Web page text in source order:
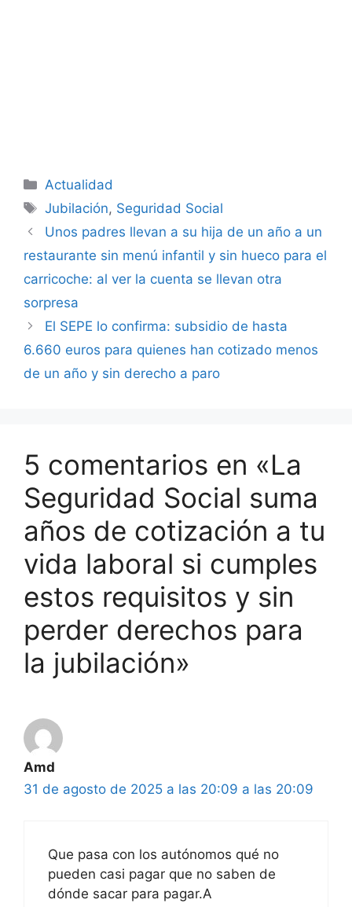
Categorías
Actualidad
Etiquetas
Jubilación, Seguridad Social
Unos padres llevan a su hija de un año a un
restaurante sin menú infantil y sin hueco para el
carricoche: al ver la cuenta se llevan otra
sorpresa
El SEPE lo confirma: subsidio de hasta
6.660 euros para quienes han cotizado menos
de un año y sin derecho a paro
5 comentarios en «La
Seguridad Social suma
años de cotización a tu
vida laboral si cumples
estos requisitos y sin
perder derechos para
la jubilación»
Amd
31 de agosto de 2025 a las 20:09 a las 20:09
Que pasa con los autónomos qué no
pueden casi pagar que no saben de
dónde sacar para pagar.A